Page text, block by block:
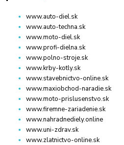
www.auto-diel.sk
www.auto-techna.sk
www.moto-diel.sk
www.profi-dielna.sk
www.polno-stroje.sk
www.krby-kotly.sk
www.stavebnictvo-online.sk
www.maxiobchod-naradie.sk
www.moto-prislusenstvo.sk
www.firemne-zariadenie.sk
www.nahradnediely.online
www.uni-zdrav.sk
www.zlatnictvo-online.sk